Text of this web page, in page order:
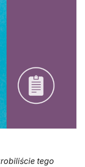
tego